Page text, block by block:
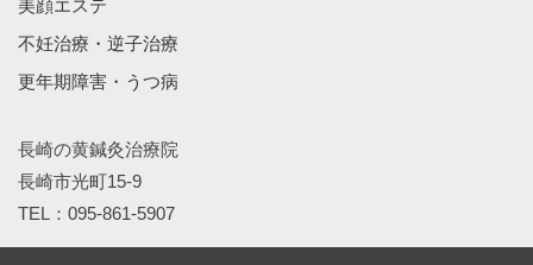
美顔エステ
不妊治療・逆子治療
更年期障害・うつ病
長崎の黄鍼灸治療院
長崎市光町15-9
TEL：095-861-5907